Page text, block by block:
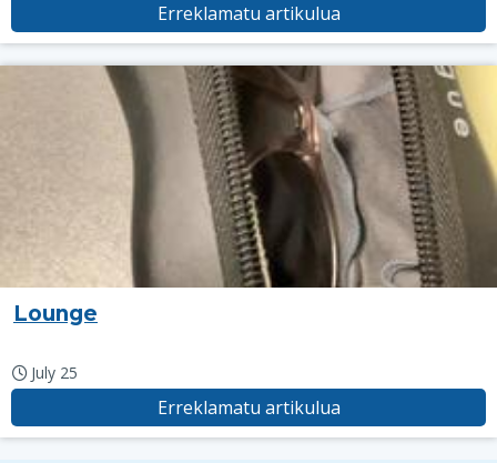
Erreklamatu artikulua
Lounge
July 25
Erreklamatu artikulua